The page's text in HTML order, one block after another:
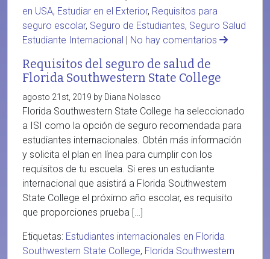
en USA, Estudiar en el Exterior, Requisitos para
seguro escolar, Seguro de Estudiantes, Seguro Salud
Estudiante Internacional | No hay comentarios
Requisitos del seguro de salud de
Florida Southwestern State College
agosto 21st, 2019 by Diana Nolasco
Florida Southwestern State College ha seleccionado
a ISI como la opción de seguro recomendada para
estudiantes internacionales. Obtén más información
y solicita el plan en línea para cumplir con los
requisitos de tu escuela. Si eres un estudiante
internacional que asistirá a Florida Southwestern
State College el próximo año escolar, es requisito
que proporciones prueba […]
Etiquetas: Estudiantes internacionales en Florida
Southwestern State College, Florida Southwestern